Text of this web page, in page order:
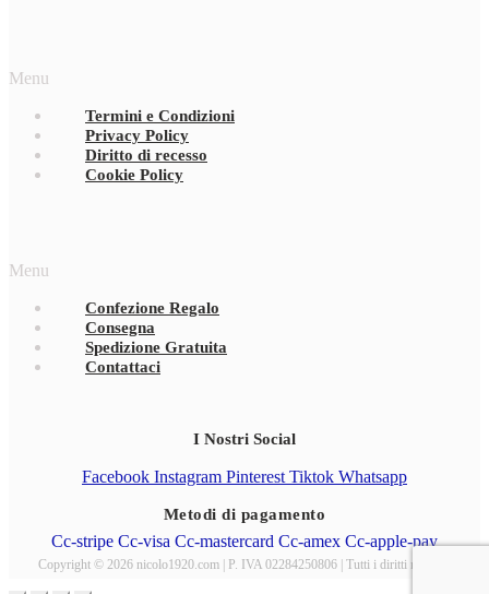
Menu
Termini e Condizioni
Privacy Policy
Diritto di recesso
Cookie Policy
Menu
Confezione Regalo
Consegna
Spedizione Gratuita
Contattaci
I Nostri Social
Facebook Instagram Pinterest Tiktok Whatsapp
Metodi di pagamento
Cc-stripe Cc-visa Cc-mastercard Cc-amex Cc-apple-pay
Copyright © 2026 nicolo1920.com | P. IVA 02284250806 | Tutti i diritti riservati